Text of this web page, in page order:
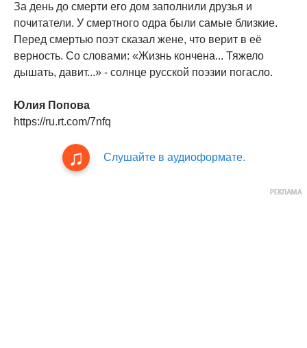
За день до смерти его дом заполнили друзья и
почитатели. У смертного одра были самые близкие.
Перед смертью поэт сказал жене, что верит в её
верность. Со словами: «Жизнь кончена... Тяжело
дышать, давит...» - солнце русской поэзии погасло.
Юлия Попова
https://ru.rt.com/7nfq
Слушайте в аудиоформате.